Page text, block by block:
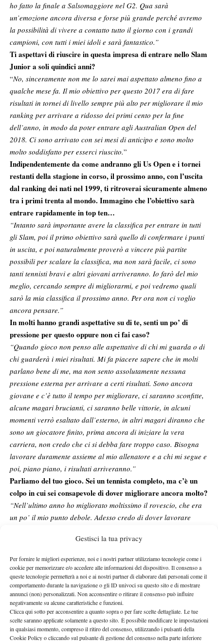
Gestisci la tua privacy
Per fornire le migliori esperienze, noi e i nostri partner utilizziamo tecnologie come i
cookie per memorizzare e/o accedere alle informazioni del dispositivo. Il consenso a
queste tecnologie permetterà a noi e ai nostri partner di elaborare dati personali come il
comportamento durante la navigazione o gli ID univoci su questo sito e di mostrare
annunci (non) personalizzati. Non acconsentire o ritirare il consenso può influire
negativamente su alcune caratteristiche e funzioni.
Clicca qui sotto per acconsentire a quanto sopra o per fare scelte dettagliate. Le tue
scelte saranno applicate solamente a questo sito. È possibile modificare le impostazioni
in qualsiasi momento, compreso il ritiro del consenso, utilizzando i pulsanti della
Cookie Policy o cliccando sul pulsante di gestione del consenso nella parte inferiore
ho fatto la finale a Salsomaggiore nel G2. Qua sarà
un’emozione ancora diversa e forse più grande perché avremo
la possibilità di vivere a contatto tutto il giorno con i grandi
campioni, con tutti i miei idoli e sarà fantastico.”
Ti aspettavi di riuscire in questa impresa di entrare nello Slam
Junior a soli quindici anni?
“No, sinceramente non me lo sarei mai aspettato almeno fino a
qualche mese fa. Il mio obiettivo per questo 2017 era di fare
risultati in tornei di livello sempre più alto per migliorare il mio
ranking per arrivare a ridosso dei primi cento per la fine
dell’anno, in modo da poter entrare agli Australian Open del
2018. Ci sono arrivato con sei mesi di anticipo e sono molto
molto soddisfatto per esserci riuscito.”
Indipendentemente da come andranno gli Us Open e i tornei
restanti della stagione in corso, il prossimo anno, con l’uscita
dal ranking dei nati nel 1999, ti ritroverai sicuramente almeno
tra i primi trenta al mondo. Immagino che l’obiettivo sarà
entrare rapidamente in top ten…
“Intanto sarà importante avere la classifica per entrare in tutti
gli Slam, poi il primo obiettivo sarà quello di confermare i punti
in uscita, e poi naturalmente proverò a vincere più partite
possibili per scalare la classifica, ma non sarà facile, ci sono
tanti tennisti bravi e altri giovani arriveranno. Io farò del mio
meglio, cercando sempre di migliorarmi, e poi vedremo quali
sarò la mia classifica il prossimo anno. Per ora non ci voglio
ancora pensare.”
In molti hanno grandi aspettative su di te, senti un po’ di
pressione per questo oppure non ci fai caso?
“Quando gioco non penso alle aspettative di chi mi guarda o di
chi guarderà i miei risultati. Mi fa piacere sapere che in molti
parlano bene di me, ma non sento assolutamente nessuna
pressione esterna per arrivare a certi risultati. Sono ancora
giovane e c’è tutto il tempo per migliorare, ci saranno sconfitte,
alcune magari brucianti, ci saranno belle vittorie, in alcuni
momenti verrò esaltato dall’esterno, in altri magari diranno che
sono un giocatore finito, prima ancora di iniziare la vera
carriera, non credo che ci si debba fare troppo caso. Bisogna
lavorare duramente assieme al mio allenatore e a chi mi segue e
poi, piano piano, i risultati arriveranno.”
Parliamo del tuo gioco. Sei un tennista completo, ma c’è un
colpo in cui sei consapevole di dover migliorare ancora molto?
“Nell’ultimo anno ho migliorato moltissimo il rovescio, che era
un po’ il mio punto debole. Adesso credo di dover lavorare
accettabile, perché lo lavoro molto con il kick, ma sul veloce, nel
nelle partite. Riuscire a mettere un servizio vincente in ogni
gioco, vuol dire parecchio, un punto in più dell’avversario senza
scambiare conta molto. Attualmente i più bravi junior fanno la
differenza proprio con il servizio. Ad esempio Geller che è alto
190 centimetri e peserà 90 chili, riesce a servire a 200 Km/h e
quando gli funziona il servizio, sul veloce diventa quasi